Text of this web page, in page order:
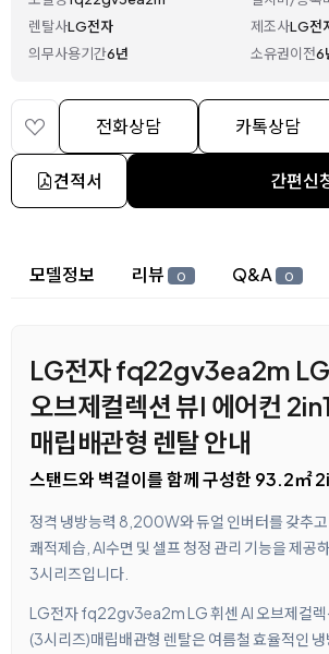
렌탈사LG전자 제조사LG전
의무사용기간6년 소유권이전6
전화상담 카톡상담
견적서 간편신
상세 정보
모델정보 리뷰 0 Q&A 0
LG전자 fq22gv3ea2m LG
오브제컬렉션 뷰I 에어컨
매립배관형 렌탈 안내
스탠드와 벽걸이를 함께 구성한 93.2㎡
정격 냉방능력 8,200W와 듀얼 인버터를 갖추고
쾌적제습, AI수면 및 셀프 청정 관리 기능을 제공
3시리즈입니다.
LG전자 fq22gv3ea2m LG 휘센 AI 오브제컬렉
(3시리즈)매립배관형 렌탈은 여름철 효율적인 냉